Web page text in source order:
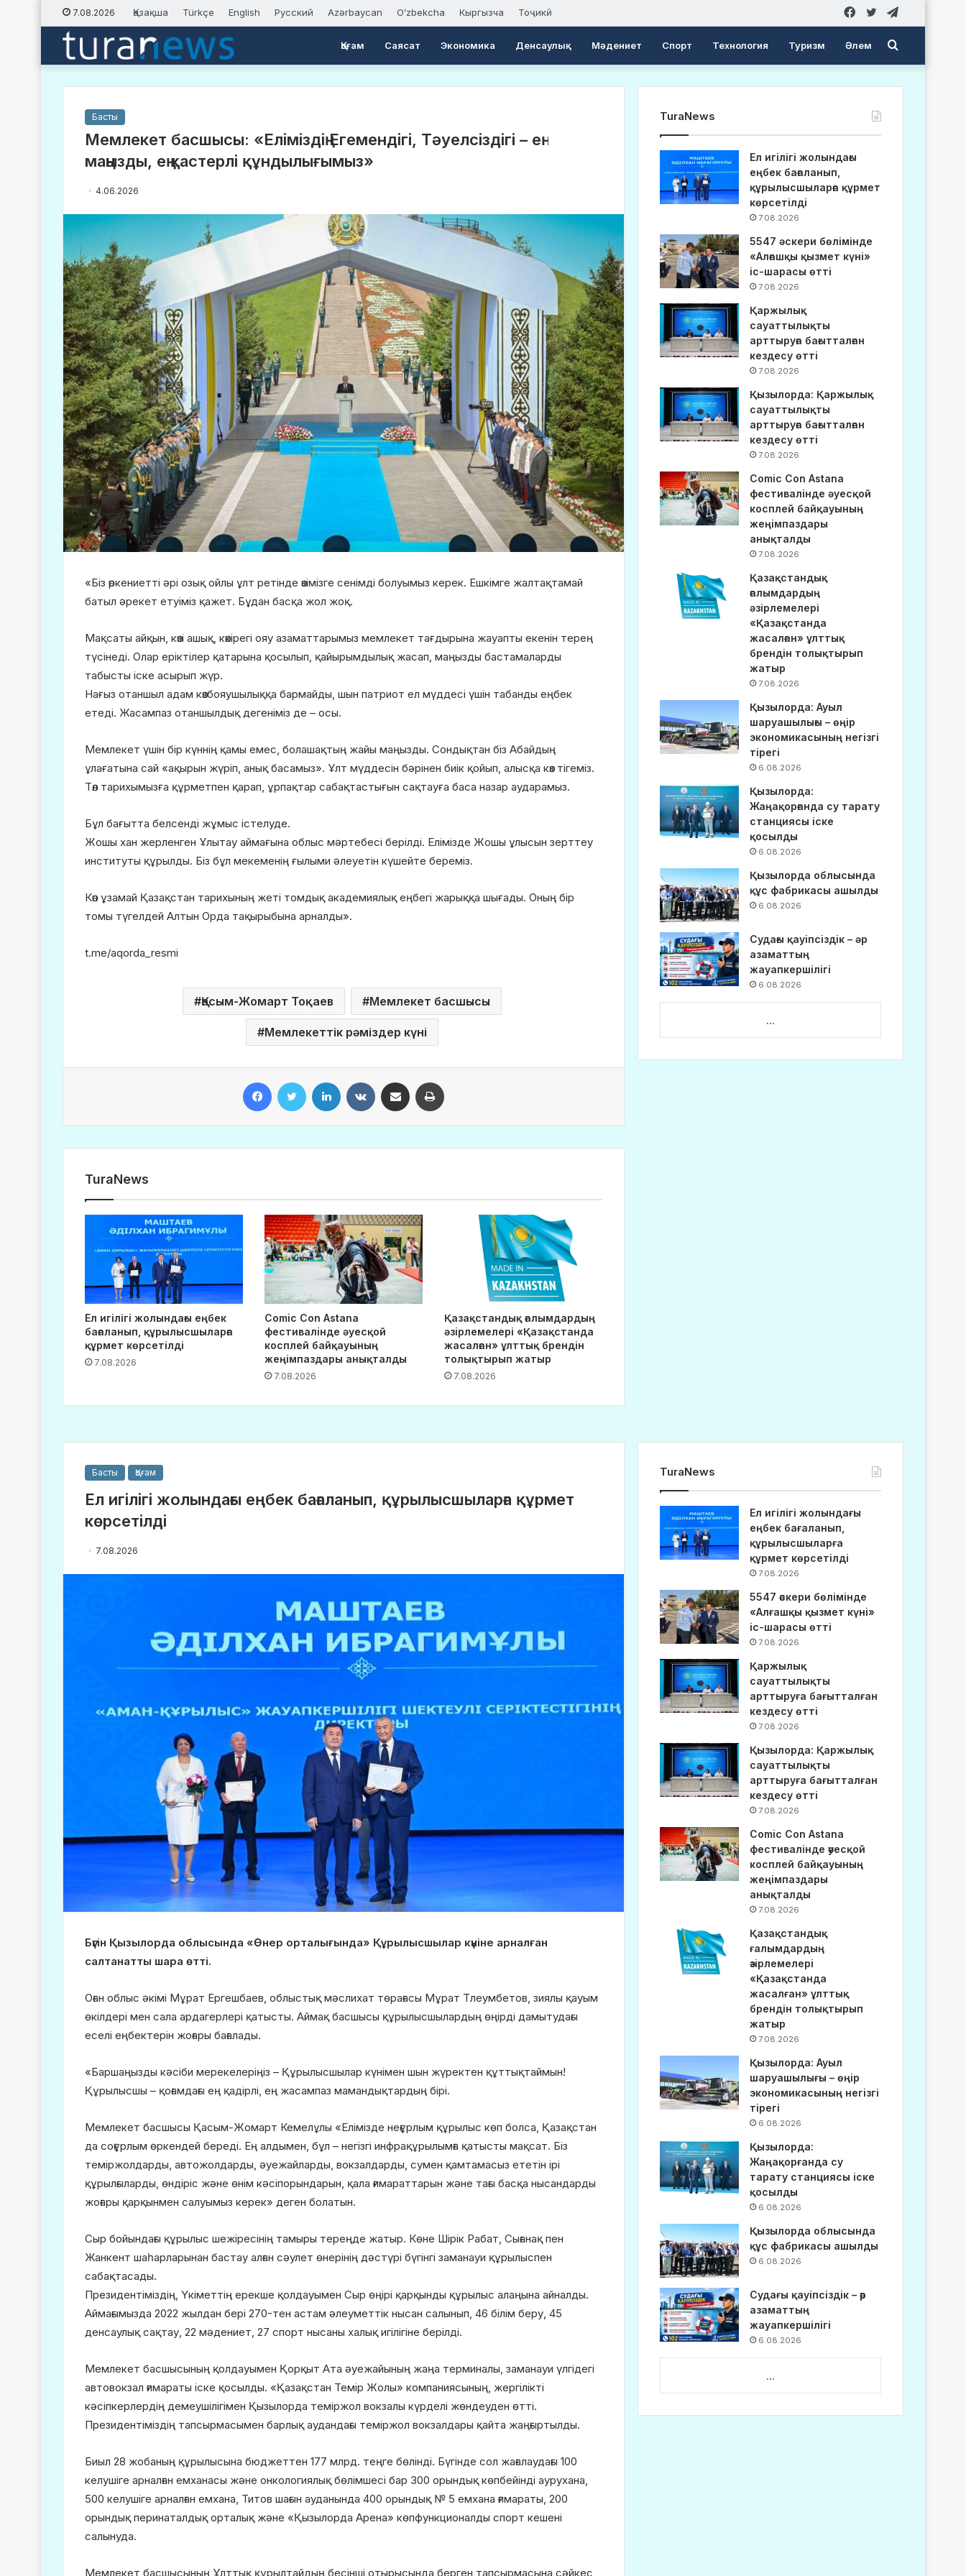
7.08.2026 Қазақша Türkçe English Русский Azərbaycan Oʻzbekcha Кыргызча Тоҷикӣ Twitter
Facebook
Қоғам Саясат Экономика Денсаулық Мәдениет Спорт Технология Туризм Әлем Search
for
Басты
Мемлекет басшысы: «Еліміздің Егемендігі, Тәуелсіздігі – ең
маңызды, ең қастерлі құндылығымыз»
4.06.2026
«Біз өркениетті әрі озық ойлы ұлт ретінде өзімізге сенімді болуымыз керек. Ешкімге жалтақтамай
батыл әрекет етуіміз қажет. Бұдан басқа жол жоқ.
Мақсаты айқын, көзі ашық, көкірегі ояу азаматтарымыз мемлекет тағдырына жауапты екенін терең
түсінеді. Олар еріктілер қатарына қосылып, қайырымдылық жасап, маңызды бастамаларды
табысты іске асырып жүр.
Нағыз отаншыл адам көзбояушылыққа бармайды, шын патриот ел мүддесі үшін табанды еңбек
етеді. Жасампаз отаншылдық дегеніміз де – осы.
Мемлекет үшін бір күннің қамы емес, болашақтың жайы маңызды. Сондықтан біз Абайдың
ұлағатына сай «ақырын жүріп, анық басамыз». Ұлт мүддесін бәрінен биік қойып, алысқа көз тігеміз.
Төл тарихымызға құрметпен қарап, ұрпақтар сабақтастығын сақтауға баса назар аударамыз.
Бұл бағытта белсенді жұмыс істелуде.
Жошы хан жерленген Ұлытау аймағына облыс мәртебесі берілді. Елімізде Жошы ұлысын зерттеу
институты құрылды. Біз бұл мекеменің ғылыми әлеуетін күшейте береміз.
Көп ұзамай Қазақстан тарихының жеті томдық академиялық еңбегі жарыққа шығады. Оның бір
томы түгелдей Алтын Орда тақырыбына арналды».
t.me/aqorda_resmi
Қасым-Жомарт Тоқаев Мемлекет басшысы
Мемлекеттік рәміздер күні
TuraNews
Ел игілігі жолындағы еңбек
бағаланып, құрылысшыларға
құрмет көрсетілді
7.08.2026
Comic Con Astana
фестивалінде әуесқой
косплей байқауының
жеңімпаздары анықталды
7.08.2026
Қазақстандық ғалымдардың
әзірлемелері «Қазақстанда
жасалған» ұлттық брендін
толықтырып жатыр
7.08.2026
TuraNews
Ел игілігі жолындағы
еңбек бағаланып,
құрылысшыларға құрмет
көрсетілді
7.08.2026
5547 әскери бөлімінде
«Алғашқы қызмет күні»
іс-шарасы өтті
7.08.2026
Қаржылық
сауаттылықты
арттыруға бағытталған
кездесу өтті
7.08.2026
Қызылорда: Қаржылық
сауаттылықты
арттыруға бағытталған
кездесу өтті
7.08.2026
Comic Con Astana
фестивалінде әуесқой
косплей байқауының
жеңімпаздары
анықталды
7.08.2026
Қазақстандық
ғалымдардың
әзірлемелері
«Қазақстанда
жасалған» ұлттық
брендін толықтырып
жатыр
7.08.2026
Қызылорда: Ауыл
шаруашылығы – өңір
экономикасының негізгі
тірегі
6.08.2026
Қызылорда:
Жаңақорғанда су тарату
станциясы іске
қосылды
6.08.2026
Қызылорда облысында
құс фабрикасы ашылды
6.08.2026
Судағы қауіпсіздік – әр
азаматтың
жауапкершілігі
6.08.2026
...